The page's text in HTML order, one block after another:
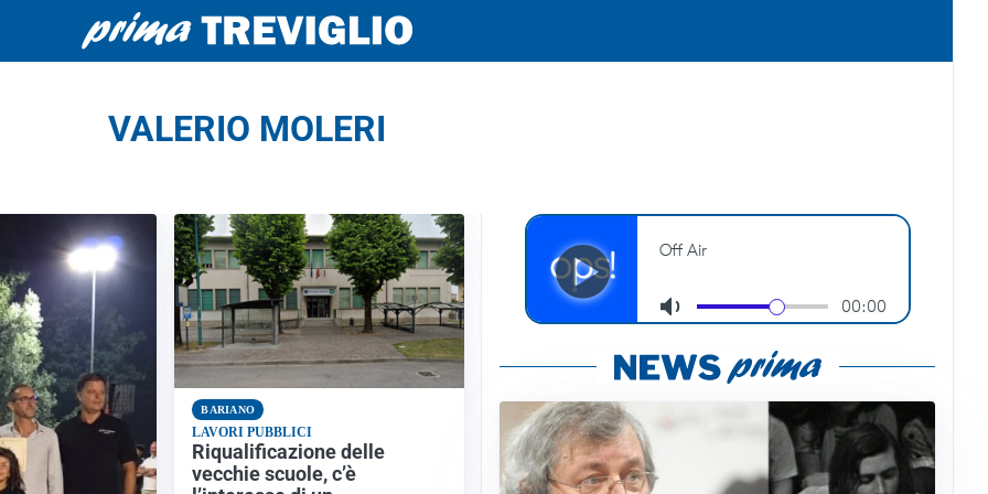
VALERIO MOLERI
BARIANO
LAVORI PUBBLICI
Riqualificazione delle
vecchie scuole, c’è